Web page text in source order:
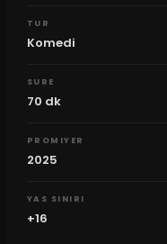
TUR
Komedi
SURE
70 dk
PROMIYER
2025
YAS SINIRI
+16